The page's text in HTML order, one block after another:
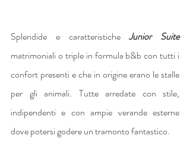
Splendide e caratteristiche Junior Suite
matrimoniali o triple in formula b&b con tutti i
confort presenti e che in origine erano le stalle
per gli animali. Tutte arredate con stile,
indipendenti e con ampie verande esterne
dove potersi godere un tramonto fantastico.